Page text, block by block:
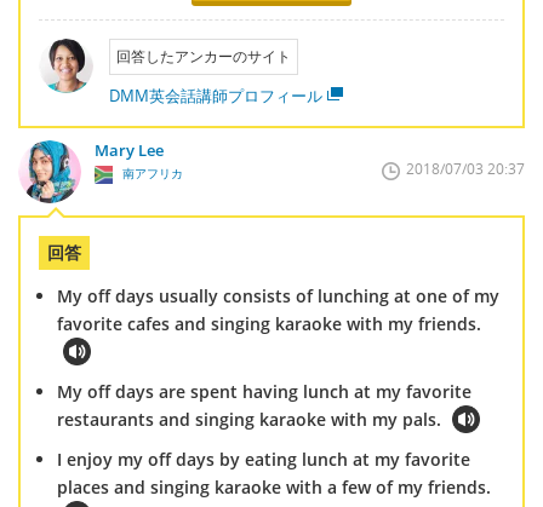
回答したアンカーのサイト
DMM英会話講師プロフィール
Mary Lee
南アフリカ 2018/07/03 20:37
回答
My off days usually consists of lunching at one of my
favorite cafes and singing karaoke with my friends.
My off days are spent having lunch at my favorite
restaurants and singing karaoke with my pals.
I enjoy my off days by eating lunch at my favorite
places and singing karaoke with a few of my friends.